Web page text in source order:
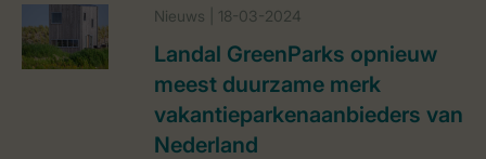
Nieuws | 18-03-2024
Landal GreenParks opnieuw
meest duurzame merk
vakantieparkenaanbieders van
Nederland